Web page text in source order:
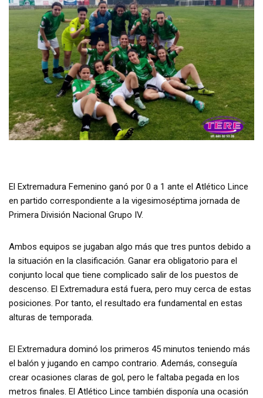
El Extremadura Femenino ganó por 0 a 1 ante el Atlético Lince
en partido correspondiente a la vigesimoséptima jornada de
Primera División Nacional Grupo IV.
Ambos equipos se jugaban algo más que tres puntos debido a
la situación en la clasificación. Ganar era obligatorio para el
conjunto local que tiene complicado salir de los puestos de
descenso. El Extremadura está fuera, pero muy cerca de estas
posiciones. Por tanto, el resultado era fundamental en estas
alturas de temporada.
El Extremadura dominó los primeros 45 minutos teniendo más
el balón y jugando en campo contrario. Además, conseguía
crear ocasiones claras de gol, pero le faltaba pegada en los
metros finales. El Atlético Lince también disponía una ocasión